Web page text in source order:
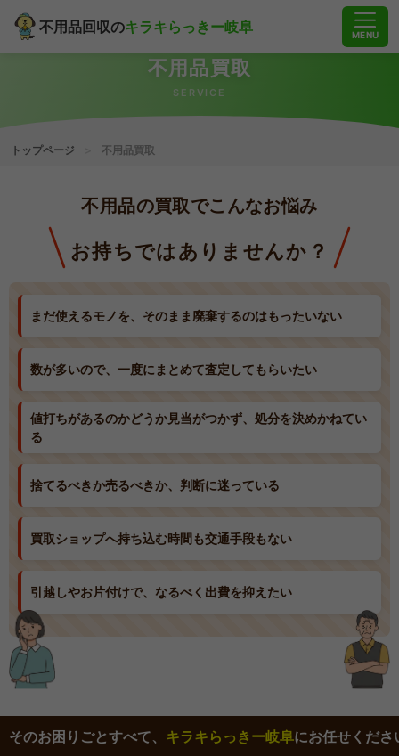
不用品回収のキラキらっきー岐阜 MENU
不用品買取
SERVICE
トップページ 不用品買取
不用品の買取でこんなお悩み
お持ちではありませんか？
まだ使えるモノを、そのまま廃棄するのはもったいない
数が多いので、一度にまとめて査定してもらいたい
値打ちがあるのかどうか見当がつかず、処分を決めかねてい
る
捨てるべきか売るべきか、判断に迷っている
買取ショップへ持ち込む時間も交通手段もない
引越しやお片付けで、なるべく出費を抑えたい
そのお困りごとすべて、 キラキらっきー岐阜にお任せくださ